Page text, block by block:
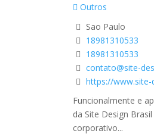
Outros
Sao Paulo
18981310533
18981310533
contato@site-
https://www.site-
Funcionalmente e
da Site Design
corporativo...